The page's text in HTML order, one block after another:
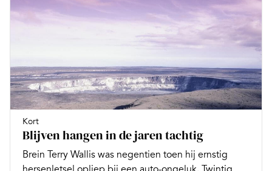
Kort
Blijven hangen in de jaren tachtig
Brein Terry Wallis was negentien toen hij ernstig